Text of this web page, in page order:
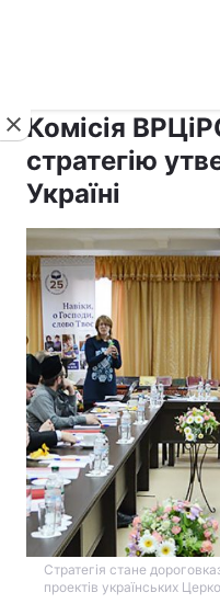
Комісія
стратегію
Україні
Стратегія стане
проектів українських